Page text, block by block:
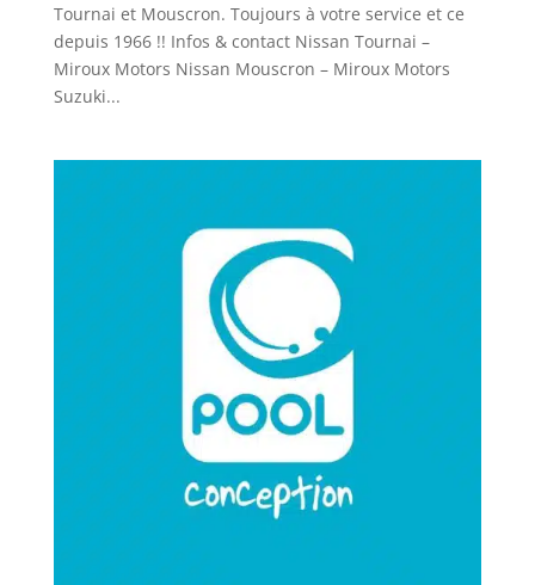
Tournai et Mouscron. Toujours à votre service et ce
depuis 1966 !! Infos & contact Nissan Tournai –
Miroux Motors Nissan Mouscron – Miroux Motors
Suzuki...